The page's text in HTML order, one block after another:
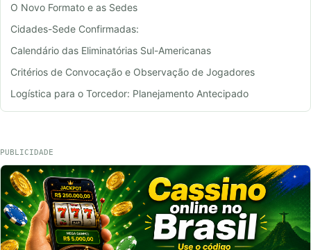
O Novo Formato e as Sedes
Cidades-Sede Confirmadas:
Calendário das Eliminatórias Sul-Americanas
Critérios de Convocação e Observação de Jogadores
Logística para o Torcedor: Planejamento Antecipado
PUBLICIDADE